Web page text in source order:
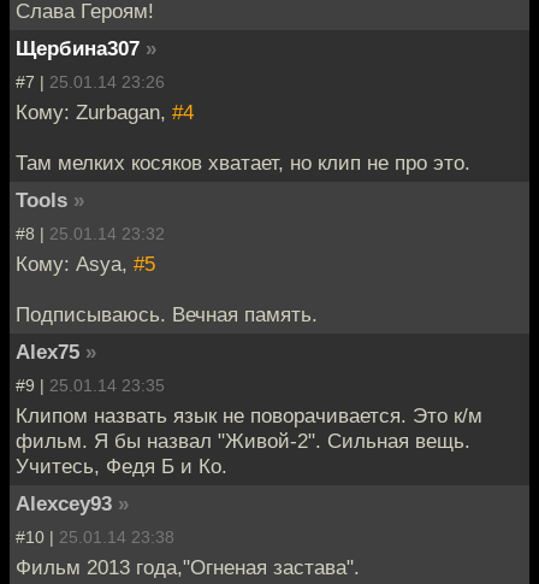
Слава Героям!
Щербина307 »
#7 | 25.01.14 23:26
Кому: Zurbagan, #4
Там мелких косяков хватает, но клип не про это.
Tools »
#8 | 25.01.14 23:32
Кому: Asya, #5
Подписываюсь. Вечная память.
Alex75 »
#9 | 25.01.14 23:35
Клипом назвать язык не поворачивается. Это к/м
фильм. Я бы назвал "Живой-2". Сильная вещь.
Учитесь, Федя Б и Ко.
Alexcey93 »
#10 | 25.01.14 23:38
Фильм 2013 года,"Огненая застава".